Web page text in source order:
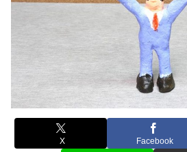
X Facebook